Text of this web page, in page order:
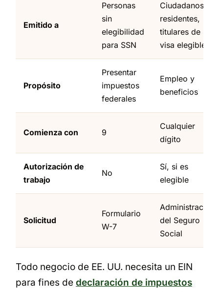
Emitido a
Personas
sin
elegibilidad
para SSN
Ciudadanos,
residentes,
titulares de
visa elegibles
Propósito
Presentar
impuestos
federales
Empleo y
beneficios
Comienza con 9
Cualquier
dígito
Autorización de
trabajo
No
Sí, si es
elegible
Solicitud
Formulario
W-7
Administración
del Seguro
Social
Todo negocio de EE. UU. necesita un EIN
para fines de declaración de impuestos